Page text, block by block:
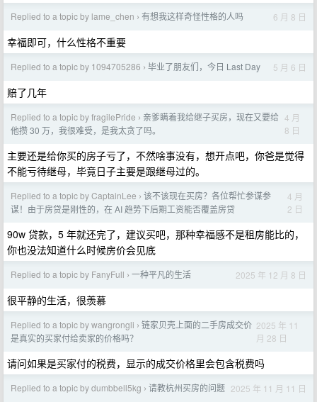
Replied to a topic by lame_chen › 有想我这样奇怪性格的人吗 6 月 8 日
幸福即可，什么性格不重要
Replied to a topic by 1094705286 › 毕业了朋友们，今日 Last Day 5 月 6 日
赔了几年
Replied to a topic by fragilePride › 亲爹瞒着我给继子买房，现在又要给
他攒 30 万，我很难受，是我太贪了吗。
4 月
8 日
主要还是给你买的房子亏了，不然啥事没有，想开点吧，你爸是觉得
不能亏待继母，毕竟日子主要是跟继母过的。
Replied to a topic by CaptainLee › 该不该现在买房？各位帮忙参谋参
谋！由于房贷是刚性的，在 AI 趋势下后期工资能否覆盖房贷
4 月
2 日
90w 贷款，5 年就还完了，建议买吧，那种幸福感不是租房能比的，
你也没法知道什么时候房价会见底
Replied to a topic by FanyFull › 一种平凡的生活 2025 年 12 月 8 日
很平静的生活，很羡慕
Replied to a topic by wangrongli › 链家贝壳上面的二手房成交价
是真实的买家付给卖家的价格吗？
2025 年 11
月 28 日
请问如果是买家付的税费，显示的成交价格里会包含税费吗
Replied to a topic by dumbbell5kg › 请教杭州买房的问题 2025 年 11 月 11 日